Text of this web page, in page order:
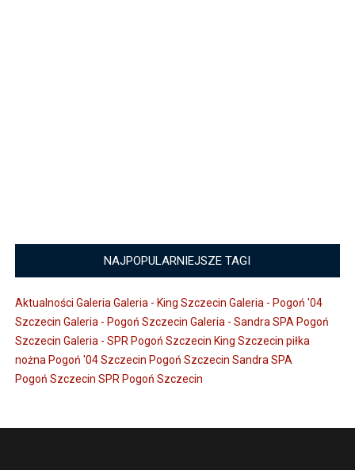
NAJPOPULARNIEJSZE TAGI
Aktualności Galeria Galeria - King Szczecin Galeria - Pogoń '04
Szczecin Galeria - Pogoń Szczecin Galeria - Sandra SPA Pogoń
Szczecin Galeria - SPR Pogoń Szczecin King Szczecin piłka
nożna Pogoń '04 Szczecin Pogoń Szczecin Sandra SPA
Pogoń Szczecin SPR Pogoń Szczecin